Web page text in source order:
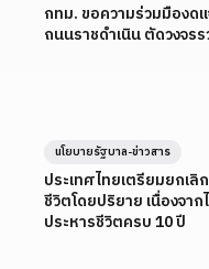
กทม. ขอความร่วมมืองด
ถนนราชดำเนิน ตัดวงจร
ประเทศไทยเตรียมยกเลิ
ชีวิตโดยปริยาย เนื่องจาก
ประหารชีวิตครบ 10 ปี
นโยบายรัฐบาล-ข่าวสาร